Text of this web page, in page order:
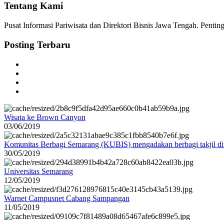
Tentang Kami
Pusat Informasi Pariwisata dan Direktori Bisnis Jawa Tengah.
Posting Terbaru
Wisata ke Brown Canyon
03/06/2019
Komunitas Berbagi Semarang (KUBIS) mengadakan berbagi takjil
30/05/2019
Universitas Semarang
12/05/2019
Warnet Campusnet Cabang Sampangan
11/05/2019